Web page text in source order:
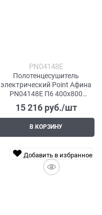
PN04148E
Полотенцесушитель
электрический Point Афина
PN04148E П6 400x800
левый/правый, хром
15 216 руб./шт
В КОРЗИНУ
Добавить в избранное